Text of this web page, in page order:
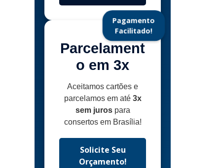
Pagamento
Facilitado!
Parcelament
o em 3x
Aceitamos cartões e
parcelamos em até 3x
sem jurospara
consertos em Brasília!
Solicite Seu
Orçamento!